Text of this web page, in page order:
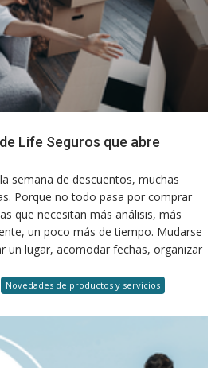
Life Seguros que abre
semana de descuentos, muchas
Porque no todo pasa por comprar
que necesitan más análisis, más
un poco más de tiempo. Mudarse
un lugar, acomodar fechas, organizar
Novedades de productos y servicios